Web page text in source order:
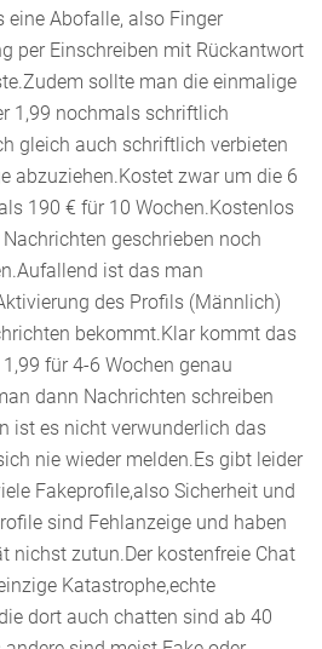
eine Abofalle, also Finger
per Einschreiben mit Rückantwort
sollte man die einmalige
1,99 nochmals schriftlich
gleich auch schriftlich verbieten
abzuziehen.Kostet zwar um die 6
190 € für 10 Wochen.Kostenlos
geschrieben noch
ist das man
des Profils (Männlich)
bekommt.Klar kommt das
für 4-6 Wochen genau
dann Nachrichten schreiben
ist es nicht verwunderlich das
nie wieder melden.Es gibt leider
Fakeprofile,also Sicherheit und
sind Fehlanzeige und haben
nichst zutun.Der kostenfreie Chat
Katastrophe,echte
dort auch chatten sind ab 40